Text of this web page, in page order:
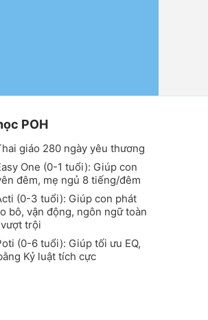
POH
giáo 280 ngày yêu thương
One (0-1 tuổi): Giúp con
đêm, mẹ ngủ 8 tiếng/đêm
(0-3 tuổi): Giúp con phát
bô, vận động, ngôn ngữ toàn
trội
(0-6 tuổi): Giúp tối ưu EQ,
Kỷ luật tích cực